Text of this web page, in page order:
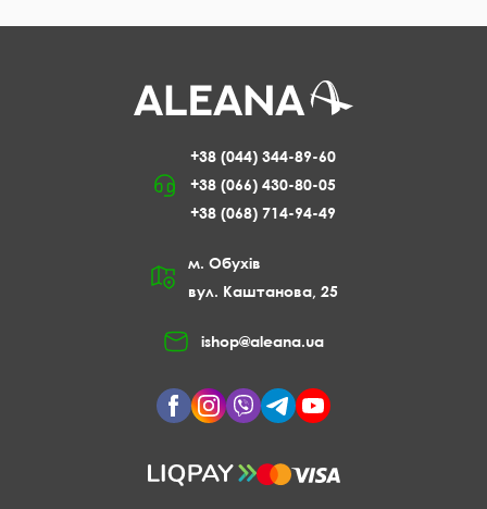
+38 (044) 344-89-60
+38 (066) 430-80-05
+38 (068) 714-94-49
м. Обухів
вул. Каштанова, 25
ishop@aleana.ua